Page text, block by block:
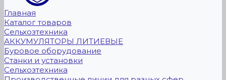
Главная
Каталог товаров
Сельхозтехника
АККУМУЛЯТОРЫ ЛИТИЕВЫЕ
Буровое оборудование
Станки и установки
Сельхозтехника